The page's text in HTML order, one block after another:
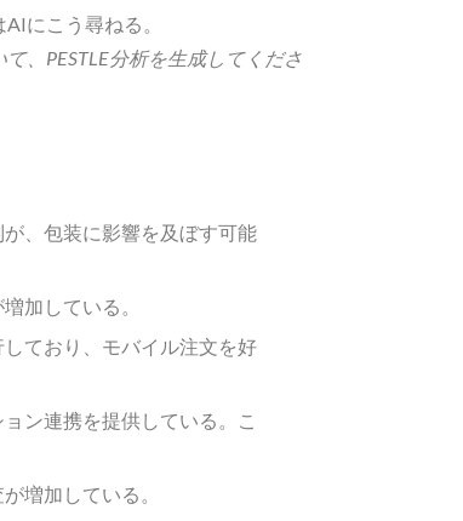
にこう尋ねる。
、PESTLE分析を生成してくださ
、包装に影響を及ぼす可能
加している。
ており、モバイル注文を好
ン連携を提供している。こ
増加している。